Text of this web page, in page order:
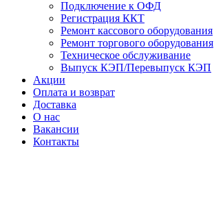
Подключение к ОФД
Регистрация ККТ
Ремонт кассового оборудования
Ремонт торгового оборудования
Техническое обслуживание
Выпуск КЭП/Перевыпуск КЭП
Акции
Оплата и возврат
Доставка
О нас
Вакансии
Контакты